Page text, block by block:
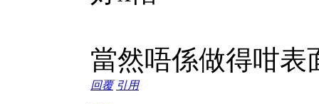
當然唔係做得咁表
回覆 引用